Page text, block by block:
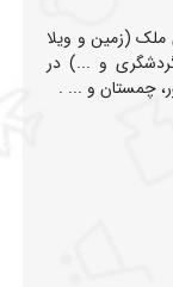
(زمین و ویلا
و ...) در
چمستان و ... .